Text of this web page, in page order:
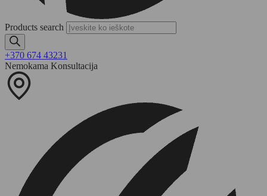
Products search
+370 674 43231
Nemokama Konsultacija